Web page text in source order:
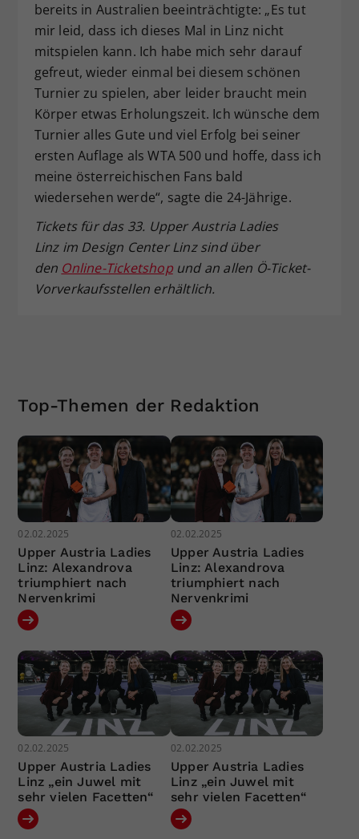
bereits in Australien beeinträchtigte: „Es tut
mir leid, dass ich dieses Mal in Linz nicht
mitspielen kann. Ich habe mich sehr darauf
gefreut, wieder einmal bei diesem schönen
Turnier zu spielen, aber leider braucht mein
Körper etwas Erholungszeit. Ich wünsche dem
Turnier alles Gute und viel Erfolg bei seiner
ersten Auflage als WTA 500 und hoffe, dass ich
meine österreichischen Fans bald
wiedersehen werde“, sagte die 24-Jährige.
Tickets für das 33. Upper Austria Ladies
Linz im Design Center Linz sind über
den Online-Ticketshopund an allen Ö-Ticket-
Vorverkaufsstellen erhältlich.
Top-Themen der Redaktion
02.02.2025
Upper Austria Ladies
Linz: Alexandrova
triumphiert nach
Nervenkrimi
02.02.2025
Upper Austria Ladies
Linz: Alexandrova
triumphiert nach
Nervenkrimi
02.02.2025
Upper Austria Ladies
Linz „ein Juwel mit
sehr vielen Facetten“
02.02.2025
Upper Austria Ladies
Linz „ein Juwel mit
sehr vielen Facetten“